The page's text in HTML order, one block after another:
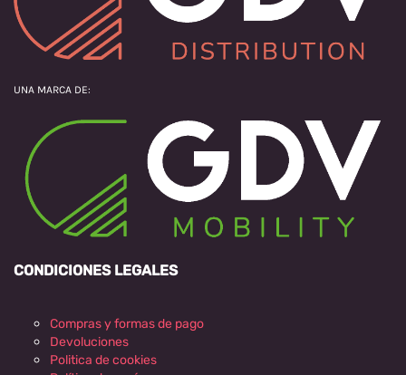
UNA MARCA DE:
CONDICIONES LEGALES
Compras y formas de pago
Devoluciones
Politica de cookies